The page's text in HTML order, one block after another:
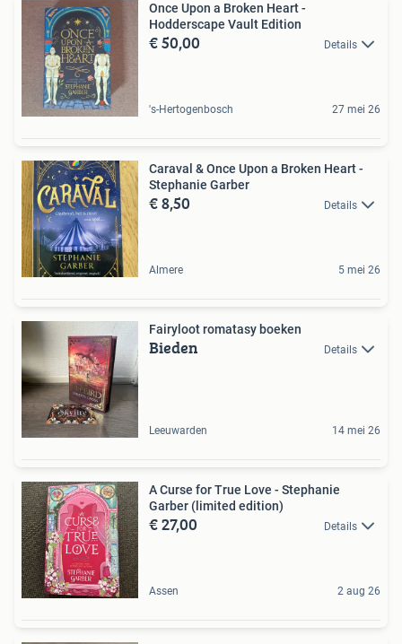
Once Upon a Broken Heart -
Hodderscape Vault Edition
€ 50,00 Details
's-Hertogenbosch 27 mei 26
Caraval & Once Upon a Broken Heart -
Stephanie Garber
€ 8,50 Details
Almere 5 mei 26
Fairyloot romatasy boeken
Bieden Details
Leeuwarden 14 mei 26
A Curse for True Love - Stephanie
Garber (limited edition)
€ 27,00 Details
Assen 2 aug 26